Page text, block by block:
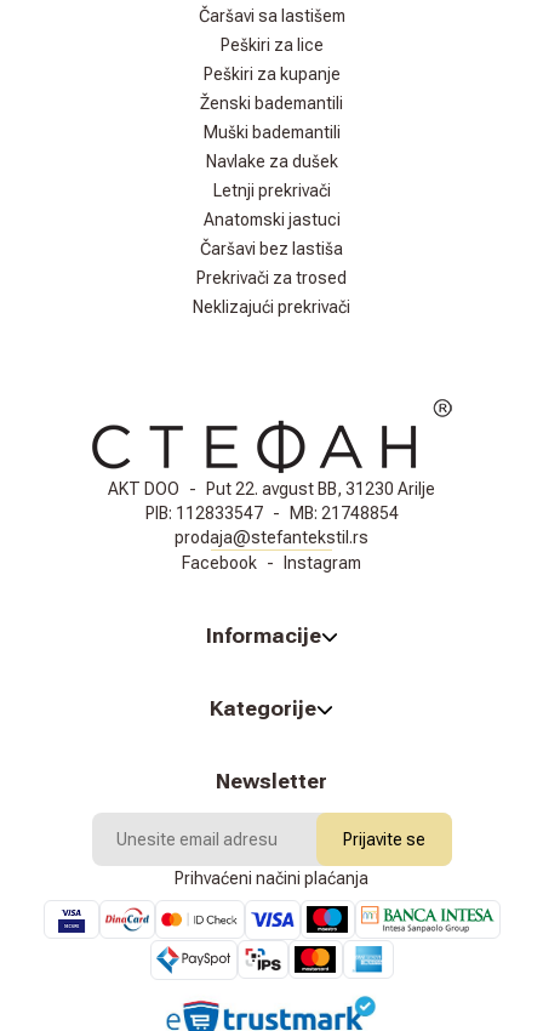
Čaršavi sa lastišem
Peškiri za lice
Peškiri za kupanje
Ženski bademantili
Muški bademantili
Navlake za dušek
Letnji prekrivači
Anatomski jastuci
Čaršavi bez lastiša
Prekrivači za trosed
Neklizajući prekrivači
AKT DOO - Put 22. avgust BB, 31230 Arilje
PIB: 112833547 - MB: 21748854
prodaja@stefantekstil.rs
Facebook - Instagram
Informacije
Kategorije
Newsletter
Prijavite se
Prihvaćeni načini plaćanja